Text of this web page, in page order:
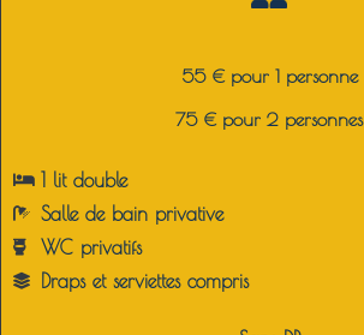
55 € pour 1 personne
75 € pour 2 personnes
1 lit double
Salle de bain privative
WC privatifs
Draps et serviettes compris